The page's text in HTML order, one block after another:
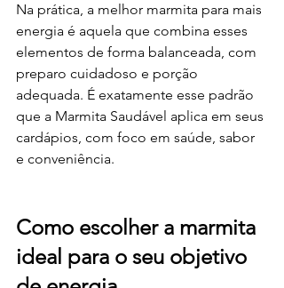
Na prática, a melhor marmita para mais
energia é aquela que combina esses
elementos de forma balanceada, com
preparo cuidadoso e porção
adequada. É exatamente esse padrão
que a Marmita Saudável aplica em seus
cardápios, com foco em saúde, sabor
e conveniência.
Como escolher a marmita
ideal para o seu objetivo